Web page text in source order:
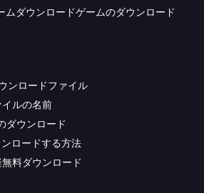
ムダウンロードゲームのダウンロード
ンロードファイル
ルの名前
ダウンロード
ロードする方法
料ダウンロード